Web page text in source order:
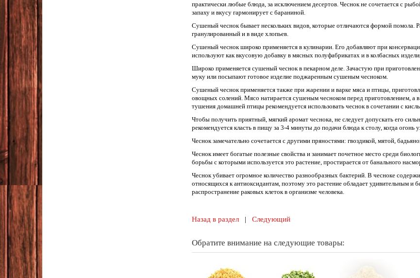
практически любые блюда, за исключением десертов. Чеснок не сочетается с
запаху и вкусу гармонирует с бараниной.
Сушеный чеснок бывает нескольких видов, которые отличаются формой
гранулированный и в виде хлопьев.
Сушеный чеснок широко применяется в кулинарии. Его добавляют при
используют как вкусовую добавку в мясных полуфабрикатах и в колбасных
Широко применяется сушеный чеснок в пекарном деле. Зачастую при
муку или посыпают готовое изделие поджаренным сушеным чесноком.
Сушеный чеснок применяется также при жарении и варке мяса и птицы,
овощных солений. Мясо натирается сушеным чесноком перед приготовлением, а
тушения домашней птицы рекомендуется использовать чеснок в сочетании с
Чтобы получить приятный, мягкий аромат чеснока, не следует допускать его
рекомендуется класть в пищу за 3-4 минуты до подачи блюда к столу, когда
Чеснок замечательно сочетается с другими пряностями: гвоздикой, мятой,
Чеснок имеет богатые полезные свойства и занимает почетное место среди
борьбы с которыми используется это растение, простирается от банального
Чеснок убивает огромное количество разнообразных бактерий. В чесноке
относящихся к антиоксидантам, поэтому это растение обладает удивительным и
распространение раковых клеток в организме человека.
Назад в раздел| Следующий
Обратите внимание на следующие товары: